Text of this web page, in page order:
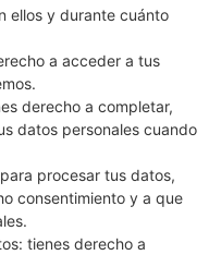
ellos y durante cuánto
a acceder a tus
derecho a completar,
datos personales cuando
procesar tus datos,
consentimiento y a que
tienes derecho a